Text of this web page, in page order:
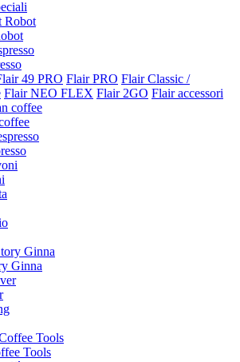
49 PRO Flair PRO Flair Classic /
Flair NEO FLEX Flair 2GO Flair accessori
Ginna
Tools